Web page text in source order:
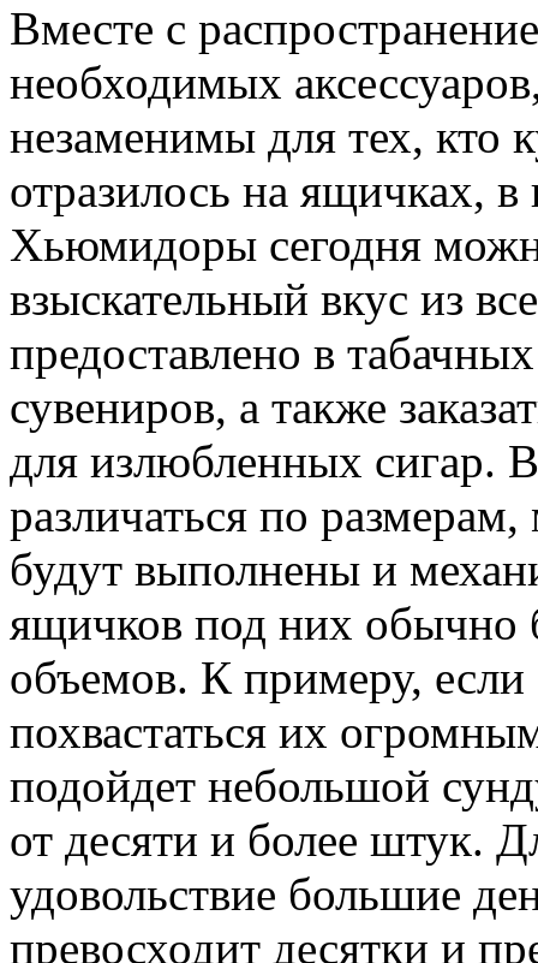
Вместе с
необходимых
незаменимы для тех, кто
отразилось на ящичках,
Хьюмидоры сегодня
взыскательный вкус из
предоставлено в
сувениров, а также
для излюбленных сигар.
различаться по
будут выполнены и
ящичков под них обычно
объемов. К примеру, если
похвастаться их
подойдет небольшой
от десяти и более штук.
удовольствие большие
превосходит десятки и